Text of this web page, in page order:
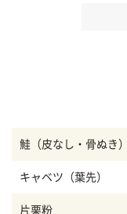
鮭（皮なし・骨ぬき）
キャベツ（葉先）
片栗粉